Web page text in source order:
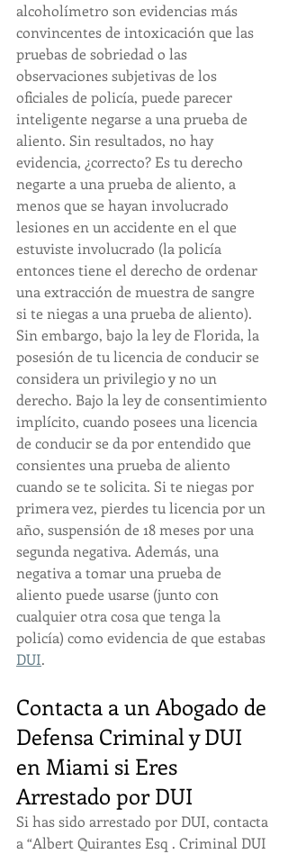
alcoholímetro son evidencias más
convincentes de intoxicación que las
pruebas de sobriedad o las
observaciones subjetivas de los
oficiales de policía, puede parecer
inteligente negarse a una prueba de
aliento. Sin resultados, no hay
evidencia, ¿correcto? Es tu derecho
negarte a una prueba de aliento, a
menos que se hayan involucrado
lesiones en un accidente en el que
estuviste involucrado (la policía
entonces tiene el derecho de ordenar
una extracción de muestra de sangre
si te niegas a una prueba de aliento).
Sin embargo, bajo la ley de Florida, la
posesión de tu licencia de conducir se
considera un privilegio y no un
derecho. Bajo la ley de consentimiento
implícito, cuando posees una licencia
de conducir se da por entendido que
consientes una prueba de aliento
cuando se te solicita. Si te niegas por
primera vez, pierdes tu licencia por un
año, suspensión de 18 meses por una
segunda negativa. Además, una
negativa a tomar una prueba de
aliento puede usarse (junto con
cualquier otra cosa que tenga la
policía) como evidencia de que estabas
DUI.
Contacta a un Abogado de
Defensa Criminal y DUI
en Miami si Eres
Arrestado por DUI
Si has sido arrestado por DUI, contacta
a “Albert Quirantes Esq . Criminal DUI